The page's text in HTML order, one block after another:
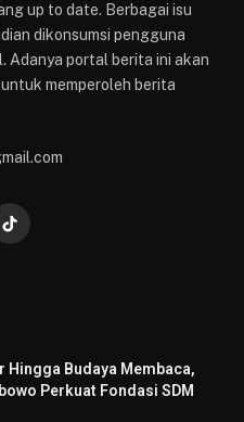
up to date. Berbagai isu
dikonsumsi pengguna
Adanya portal berita ini akan
memperoleh berita
TikTok
Hingga Budaya Membaca,
Perkuat Fondasi SDM